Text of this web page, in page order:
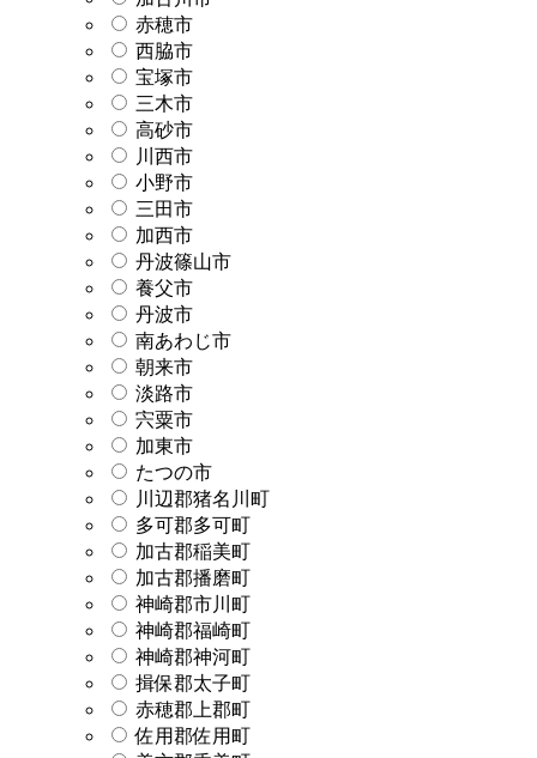
赤穂市
西脇市
宝塚市
三木市
高砂市
川西市
小野市
三田市
加西市
丹波篠山市
養父市
丹波市
南あわじ市
朝来市
淡路市
宍粟市
加東市
たつの市
川辺郡猪名川町
多可郡多可町
加古郡稲美町
加古郡播磨町
神崎郡市川町
神崎郡福崎町
神崎郡神河町
揖保郡太子町
赤穂郡上郡町
佐用郡佐用町